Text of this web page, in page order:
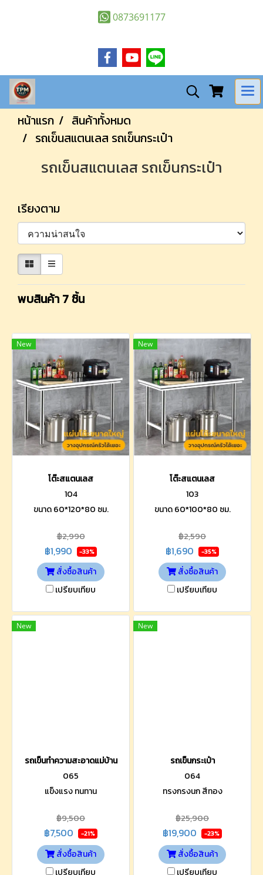
0873691177
หน้าแรก
สินค้าทั้งหมด
รถเข็นสแตนเลส รถเข็นกระเป๋า
รถเข็นสแตนเลส รถเข็นกระเป๋า
เรียงตาม
พบสินค้า 7 ชิ้น
New
โต๊ะสแตนเลส
104
ขนาด 60*120*80 ซม.
฿2,990
฿1,990 -33%
สั่งซื้อสินค้า
เปรียบเทียบ
New
โต๊ะสแตนเลส
103
ขนาด 60*100*80 ซม.
฿2,590
฿1,690 -35%
สั่งซื้อสินค้า
เปรียบเทียบ
New
รถเข็นทำความสะอาดแม่บ้าน
065
แข็งแรง ทนทาน
฿9,500
฿7,500 -21%
สั่งซื้อสินค้า
เปรียบเทียบ
New
รถเข็นกระเป๋า
064
ทรงกรงนก สีทอง
฿25,900
฿19,900 -23%
สั่งซื้อสินค้า
เปรียบเทียบ